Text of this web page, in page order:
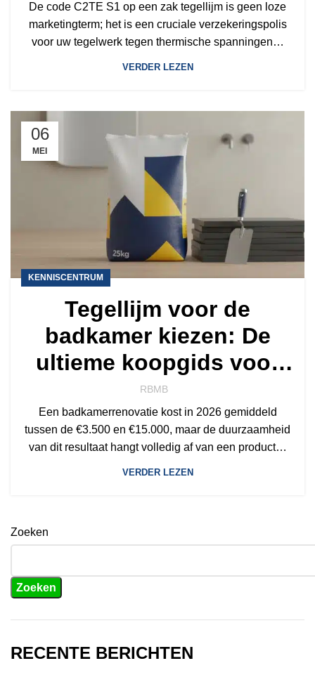
De code C2TE S1 op een zak tegellijm is geen loze
marketingterm; het is een cruciale verzekeringspolis
voor uw tegelwerk tegen thermische spanningen…
VERDER LEZEN
06
MEI
KENNISCENTRUM
Tegellijm voor de
badkamer kiezen: De
ultieme koopgids voor
2026
RBMB
Een badkamerrenovatie kost in 2026 gemiddeld
tussen de €3.500 en €15.000, maar de duurzaamheid
van dit resultaat hangt volledig af van een product…
VERDER LEZEN
Zoeken
Zoeken
RECENTE BERICHTEN